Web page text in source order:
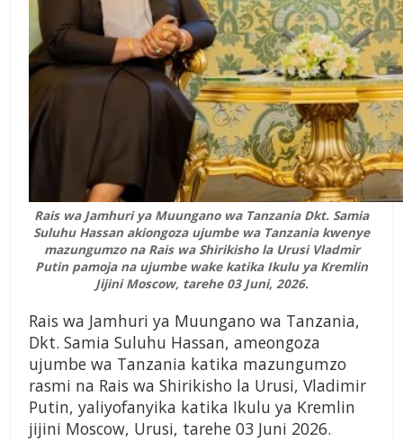
Rais wa Jamhuri ya Muungano wa Tanzania Dkt. Samia
Suluhu Hassan akiongoza ujumbe wa Tanzania kwenye
mazungumzo na Rais wa Shirikisho la Urusi Vladmir
Putin pamoja na ujumbe wake katika Ikulu ya Kremlin
Jijini Moscow, tarehe 03 Juni, 2026.
Rais wa Jamhuri ya Muungano wa Tanzania,
Dkt. Samia Suluhu Hassan, ameongoza
ujumbe wa Tanzania katika mazungumzo
rasmi na Rais wa Shirikisho la Urusi, Vladimir
Putin, yaliyofanyika katika Ikulu ya Kremlin
jijini Moscow, Urusi, tarehe 03 Juni 2026.